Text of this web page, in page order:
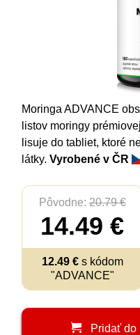
Moringa ADVANCE
listov moringy
lisuje do tabliet, ktoré
látky.Vyrobené v ČR
Pôvodne:20.79 €
14.49 €
12.49 €s kódom
"ADVANCE"
Pridať do